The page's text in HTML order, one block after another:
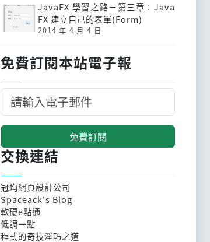
JavaFX 學習之路－第三章：Java
FX 建立自己的表單(Form)
2014 年 4 月 4 日
免費訂閱本站電子報
免費訂閱
交換連結
冠均網頁設計公司
Spaceack's Blog
軟硬e點通
低調一點
程式的奇技淫巧之道